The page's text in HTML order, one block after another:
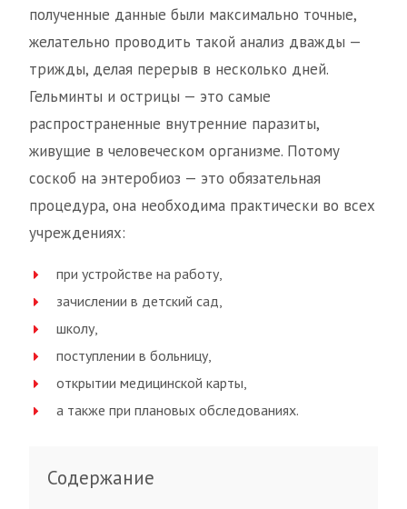
полученные данные были максимально точные,
желательно проводить такой анализ дважды —
трижды, делая перерыв в несколько дней.
Гельминты и острицы — это самые
распространенные внутренние паразиты,
живущие в человеческом организме. Потому
соскоб на энтеробиоз — это обязательная
процедура, она необходима практически во всех
учреждениях:
при устройстве на работу,
зачислении в детский сад,
школу,
поступлении в больницу,
открытии медицинской карты,
а также при плановых обследованиях.
Содержание